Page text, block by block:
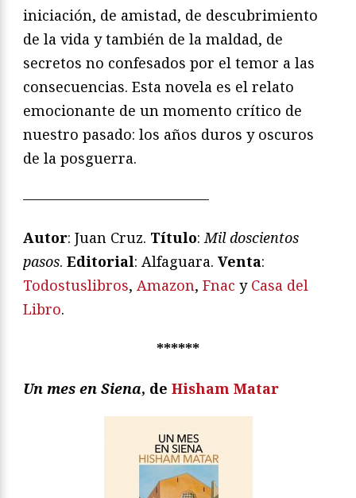
iniciación, de amistad, de descubrimiento
de la vida y también de la maldad, de
secretos no confesados por el temor a las
consecuencias. Esta novela es el relato
emocionante de un momento crítico de
nuestro pasado: los años duros y oscuros
de la posguerra.
—————————————
Autor: Juan Cruz. Título: Mil doscientos
pasos. Editorial: Alfaguara. Venta:
Todostuslibros, Amazon, Fnac y Casa del
Libro.
******
Un mes en Siena, de Hisham Matar